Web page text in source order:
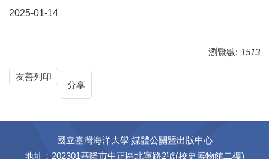
2025-01-14
瀏覽數: 1513
友善列印
分享
國立臺灣海洋大學 媒體公關暨出版中心
地址：202301基隆市中正區北寧路2號(校史博物館二樓)